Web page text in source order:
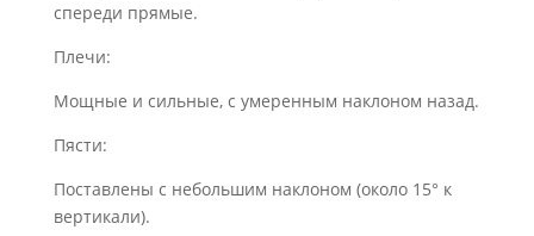
спереди прямые.
Плечи:
Мощные и сильные, с умеренным наклоном назад.
Пясти:
Поставлены с небольшим наклоном (около 15° к
вертикали).